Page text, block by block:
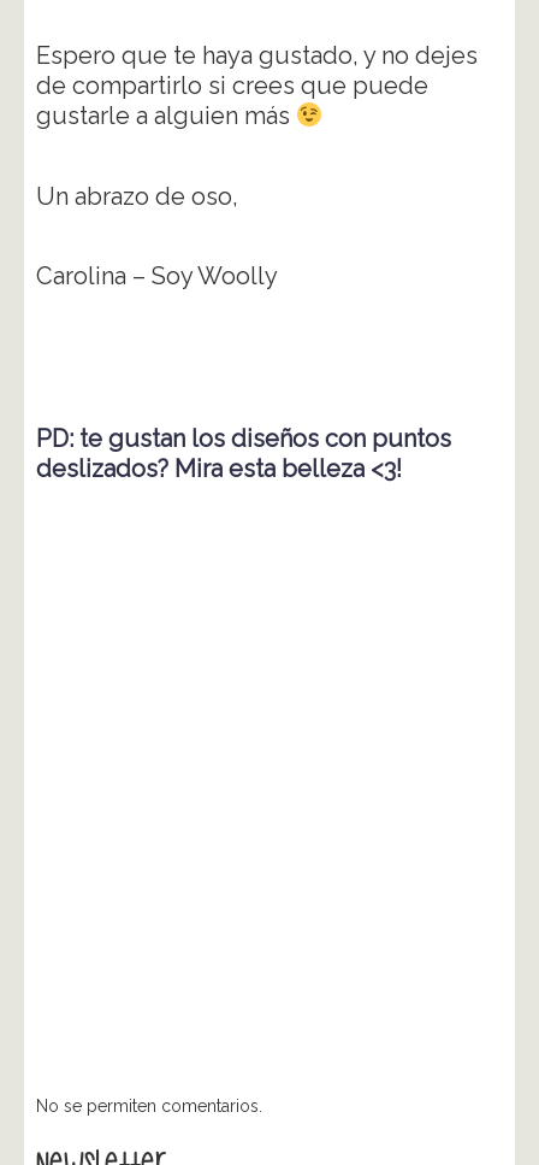
Espero que te haya gustado, y no dejes
de compartirlo si crees que puede
gustarle a alguien más
Un abrazo de oso,
Carolina – Soy Woolly
PD: te gustan los diseños con puntos
deslizados? Mira esta belleza <3!
No se permiten comentarios.